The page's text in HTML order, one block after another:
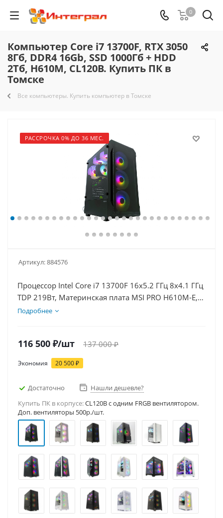
0
Компьютер Core i7 13700F, RTX 3050
8Гб, DDR4 16Gb, SSD 1000Гб + HDD
2Тб, H610M, CL120B. Купить ПК в
Томске
Все компьютеры. Купить компьютер в Томске
РАССРОЧКА 0% ДО 36 МЕС.
Артикул:884576
Процессор Intel Core i7 13700F 16x5.2 ГГц 8x4.1 ГГц
TDP 219Вт, Материнская плата MSI PRO H610M-E,
Видеокарта RTX 3050 8Гб, Память DDR4 16Gb,
Подробнее
116 500 ₽/шт 137 000₽
Экономия 20 500₽
Достаточно
Нашли дешевле?
Купить ПК в корпусе:CL120B c одним FRGB вентилятором.
Доп. вентиляторы 500р./шт.